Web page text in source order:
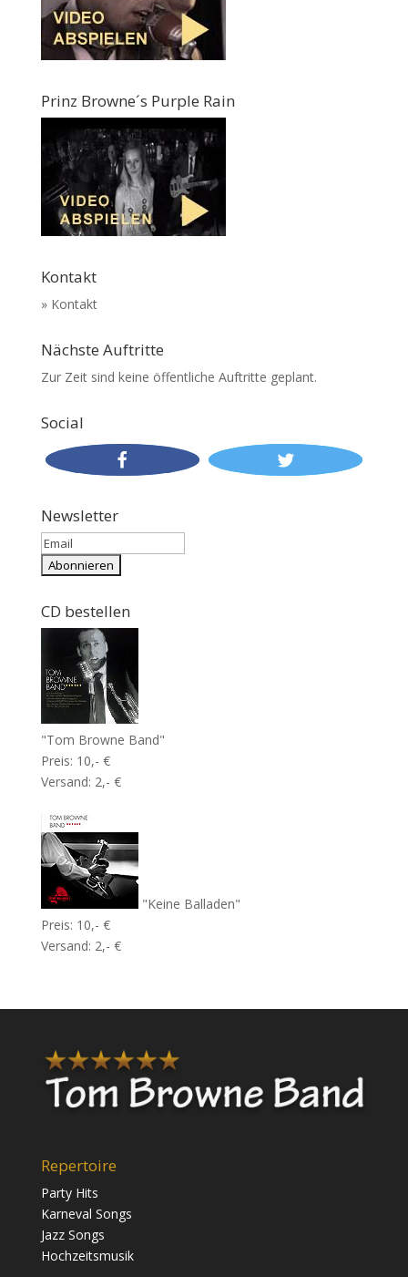
Prinz Browne´s Purple Rain
Kontakt
» Kontakt
Nächste Auftritte
Zur Zeit sind keine öffentliche Auftritte geplant.
Social
Newsletter
CD bestellen
"Tom Browne Band"
Preis: 10,- €
Versand: 2,- €
"Keine Balladen"
Preis: 10,- €
Versand: 2,- €
Repertoire
Party Hits
Karneval Songs
Jazz Songs
Hochzeitsmusik